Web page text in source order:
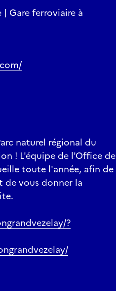
Gare ferroviaire à
naturel régional du
! L'équipe de l'Office de
toute l'année, afin de
de vous donner la
?